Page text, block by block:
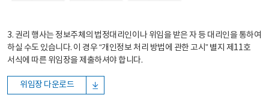
3. 권리 행사는 정보주체의 법정대리인이나 위임을 받은 자 등 대리인을 통하여
하실 수도 있습니다. 이 경우 “개인정보 처리 방법에 관한 고시” 별지 제11호
서식에 따른 위임장을 제출하셔야 합니다.
위임장 다운로드